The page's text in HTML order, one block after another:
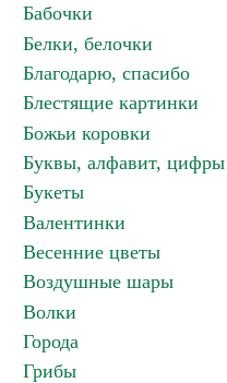
Бабочки
Белки, белочки
Благодарю, спасибо
Блестящие картинки
Божьи коровки
Буквы, алфавит, цифры
Букеты
Валентинки
Весенние цветы
Воздушные шары
Волки
Города
Грибы